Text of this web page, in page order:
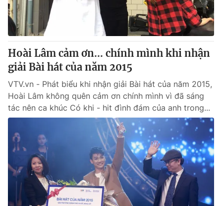
VTV4 Vươn mình bằng AI
VTV9 VTV8
Liên hệ tòa soạn English
Theo dõi báo trên
Cơ quan chủ quản:Đài Truyền hình Việt Nam
Hoài Lâm cảm ơn... chính mình khi nhận
giải Bài hát của năm 2015
VTV.vn - Phát biểu khi nhận giải Bài hát của năm 2015,
Hoài Lâm không quên cảm ơn chính mình vì đã sáng
tác nên ca khúc Có khi - hit đình đám của anh trong...